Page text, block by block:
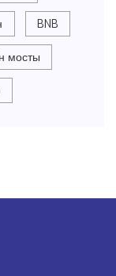
BNB
мосты